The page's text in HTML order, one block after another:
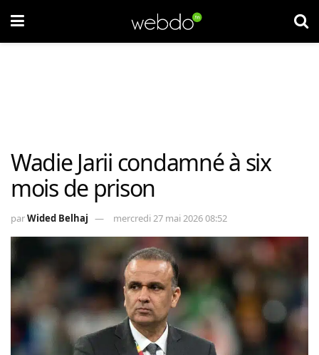
Wadie Jarii condamné à six
mois de prison
parWided Belhaj mercredi 27 mai 2026 08:52